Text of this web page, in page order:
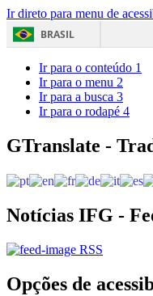
Ir direto para menu de
BRASIL
Ir para o conteúdo 1
Ir para o menu 2
Ir para a busca 3
Ir para o rodapé 4
GTranslate -
Notícias IFG -
RSS
Opções de